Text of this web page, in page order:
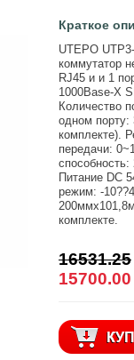
Краткое
UTEPO
коммутатор
RJ45 и и 1
1000Base-X
Количество
одном
комплекте).
передачи:
Питание DC
режим: -
комплекте.
16531.25
15700.00